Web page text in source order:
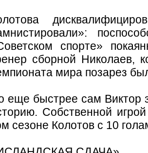
спорте»
сборной Николаев,
мира позарез
еще быстрее сам Виктор
Собственной
сезоне Колотов с 10